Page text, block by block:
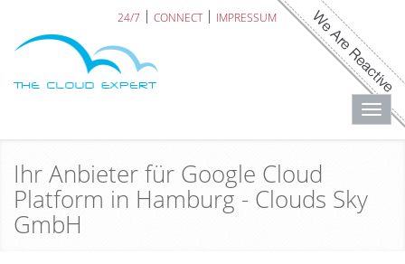
24/7 CONNECT IMPRESSUM
Ihr Anbieter für Google Cloud
Platform in Hamburg - Clouds Sky
GmbH